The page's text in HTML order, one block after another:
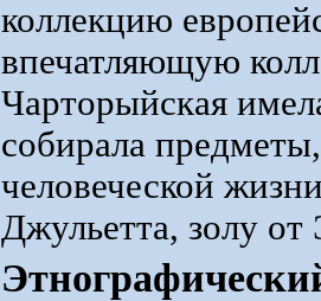
коллекцию
впечатляющую
Чарторыйская
собирала
человеческой
Джульетта, золу